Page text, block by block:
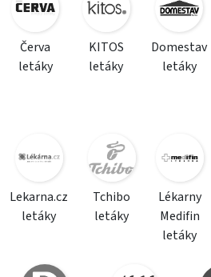
Červa
letáky
KITOS
letáky
Domestav
letáky
Lekarna.cz
letáky
Tchibo
letáky
Lékarny
Medifin
letáky